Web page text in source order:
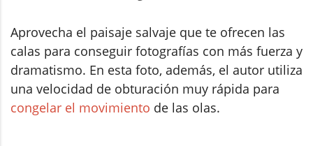
Aprovecha el paisaje salvaje que te ofrecen las
calas para conseguir fotografías con más fuerza y
dramatismo. En esta foto, además, el autor utiliza
una velocidad de obturación muy rápida para
congelar el movimiento de las olas.